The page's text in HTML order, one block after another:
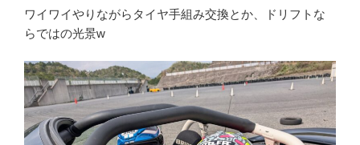
ワイワイやりながらタイヤ手組み交換とか、ドリフトな
らではの光景w